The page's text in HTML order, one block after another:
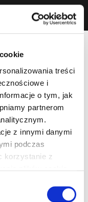
treści
i
o tym, jak
partnerom
z innymi danymi
podczas
korzystanie z